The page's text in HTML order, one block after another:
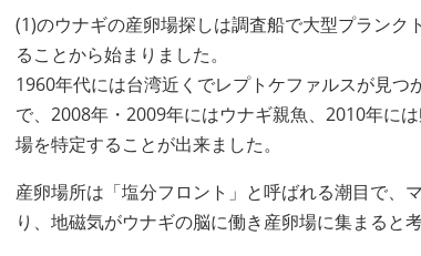
(1)のウナギの産卵場探しは調査船で大型プラン
ることから始まりました。
1960年代には台湾近くでレプトケファルスが見
で、2008年・2009年にはウナギ親魚、2010年に
場を特定することが出来ました。
産卵場所は「塩分フロント」と呼ばれる潮目で、
り、地磁気がウナギの脳に働き産卵場に集まると